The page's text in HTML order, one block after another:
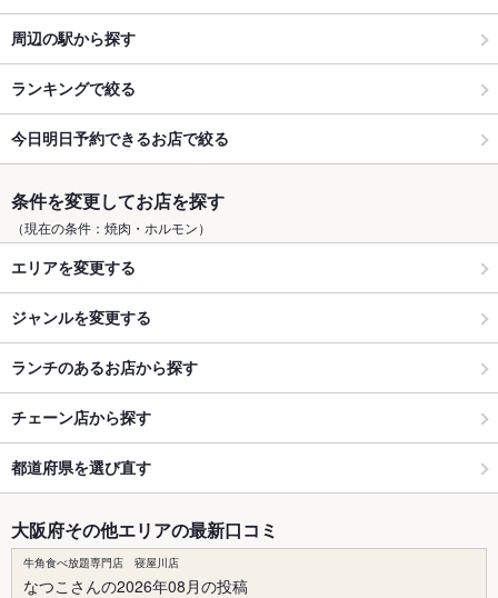
周辺の駅から探す
ランキングで絞る
今日明日予約できるお店で絞る
条件を変更してお店を探す
（現在の条件：焼肉・ホルモン）
エリアを変更する
ジャンルを変更する
ランチのあるお店から探す
チェーン店から探す
都道府県を選び直す
大阪府その他エリアの最新口コミ
牛角食べ放題専門店 寝屋川店
なつこさんの2026年08月の投稿